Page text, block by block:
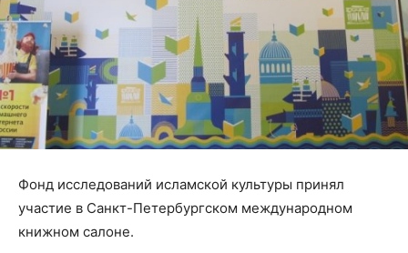
Фонд исследований исламской культуры принял
участие в Санкт-Петербургском международном
книжном салоне.